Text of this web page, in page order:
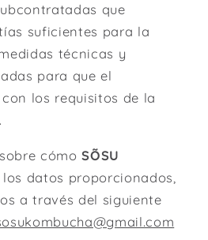
que
suficientes para la
técnicas y
para que el
los requisitos de la
cómoSÕSU
datos proporcionados,
a través del siguiente